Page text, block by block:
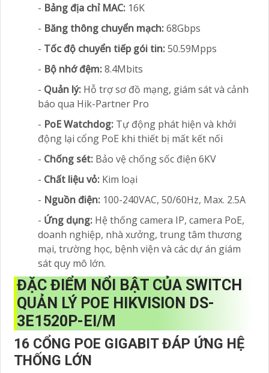
- Bảng địa chỉ MAC: 16K
- Băng thông chuyển mạch:68Gbps
- Tốc độ chuyển tiếp gói tin:50.59Mpps
- Bộ nhớ đệm:8.4Mbits
- Quản lý: Hỗ trợ sơ đồ mạng, giám sát và cảnh
báo qua Hik-Partner Pro
- PoE Watchdog: Tự động phát hiện và khởi
động lại cổng PoE khi thiết bị mất kết nối
- Chống sét: Bảo vệ chống sốc điện 6KV
- Chất liệu vỏ: Kim loại
- Nguồn điện: 100-240VAC, 50/60Hz, Max. 2.5A
- Ứng dụng: Hệ thống camera IP, camera PoE,
doanh nghiệp, nhà xưởng, trung tâm thương
mại, trường học, bệnh viện và các dự án giám
sát quy mô lớn.
ĐẶC ĐIỂM NỔI BẬT CỦA SWITCH
QUẢN LÝ POE HIKVISION DS-
3E1520P-EI/M
16 CỔNG POE GIGABIT ĐÁP ỨNG HỆ
THỐNG LỚN